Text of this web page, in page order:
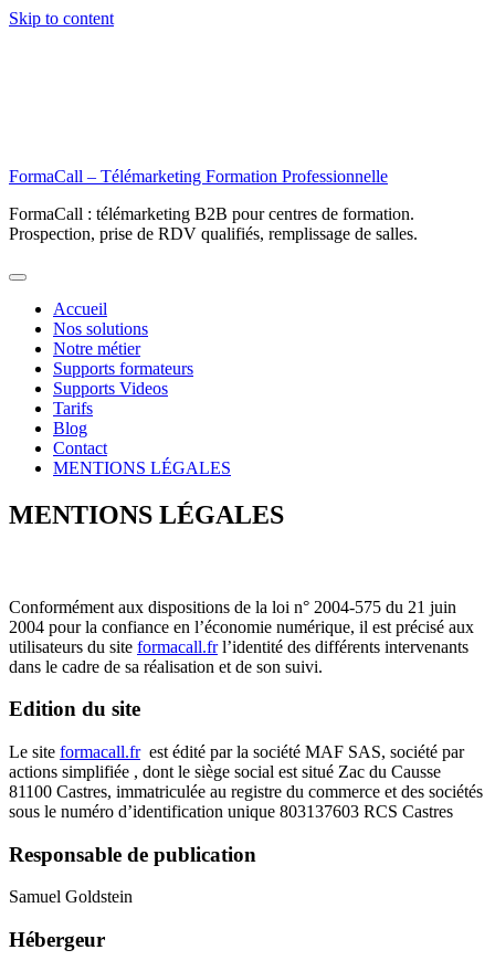
Skip to content
FormaCall – Télémarketing Formation Professionnelle
FormaCall : télémarketing B2B pour centres de formation.
Prospection, prise de RDV qualifiés, remplissage de salles.
Accueil
Nos solutions
Notre métier
Supports formateurs
Supports Videos
Tarifs
Blog
Contact
MENTIONS LÉGALES
MENTIONS LÉGALES
Conformément aux dispositions de la loi n° 2004-575 du 21 juin
2004 pour la confiance en l’économie numérique, il est précisé aux
utilisateurs du site formacall.frl’identité des différents intervenants
dans le cadre de sa réalisation et de son suivi.
Edition du site
Le site formacall.frest édité par la société MAF SAS, société par
actions simplifiée , dont le siège social est situé Zac du Causse
81100 Castres, immatriculée au registre du commerce et des sociétés
sous le numéro d’identification unique 803137603 RCS Castres
Responsable de publication
Samuel Goldstein
Hébergeur